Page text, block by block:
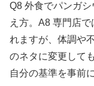
Q8 外食でパンガ
え方。A8 専門店
れますが、体調や
のネタに変更して
自分の基準を事前